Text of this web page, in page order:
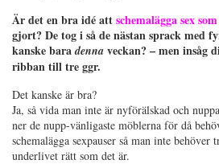
Är det en bra idé attschemalägga sex
gjort? De tog i så de nästan sprack med
kanske baradenna veckan? – men insåg
ribban till tre ggr.
Det kanske är bra?
Ja, så vida man inte är nyförälskad och
ner de nupp-vänligaste möblerna för då
schemalägga sexpauser så man inte
underlivet rätt som det är.